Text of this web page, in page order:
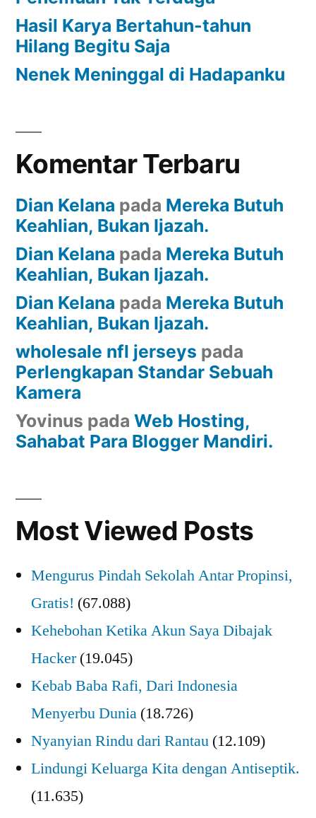
Hasil Karya Bertahun-tahun
Hilang Begitu Saja
Nenek Meninggal di Hadapanku
Komentar Terbaru
Dian Kelana pada Mereka Butuh
Keahlian, Bukan Ijazah.
Dian Kelana pada Mereka Butuh
Keahlian, Bukan Ijazah.
Dian Kelana pada Mereka Butuh
Keahlian, Bukan Ijazah.
wholesale nfl jerseys pada
Perlengkapan Standar Sebuah
Kamera
Yovinus pada Web Hosting,
Sahabat Para Blogger Mandiri.
Most Viewed Posts
Mengurus Pindah Sekolah Antar Propinsi,
Gratis! (67.088)
Kehebohan Ketika Akun Saya Dibajak
Hacker (19.045)
Kebab Baba Rafi, Dari Indonesia
Menyerbu Dunia (18.726)
Nyanyian Rindu dari Rantau (12.109)
Lindungi Keluarga Kita dengan Antiseptik.
(11.635)